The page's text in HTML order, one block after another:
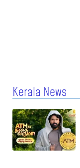
Kerala News